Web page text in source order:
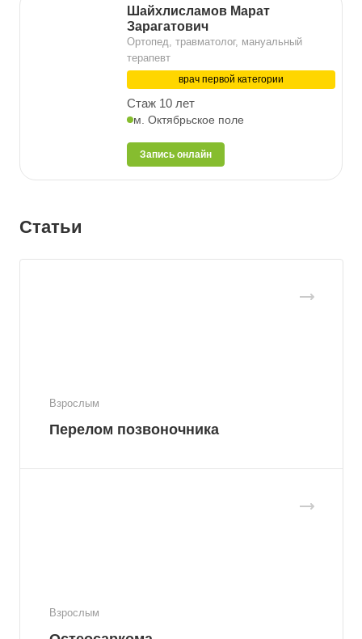
Шайхлисламов Марат
Зарагатович
Ортопед, травматолог, мануальный
терапевт
врач первой категории
Стаж 10 лет
м. Октябрьское поле
Запись онлайн
Статьи
Взрослым
Перелом позвоночника
Взрослым